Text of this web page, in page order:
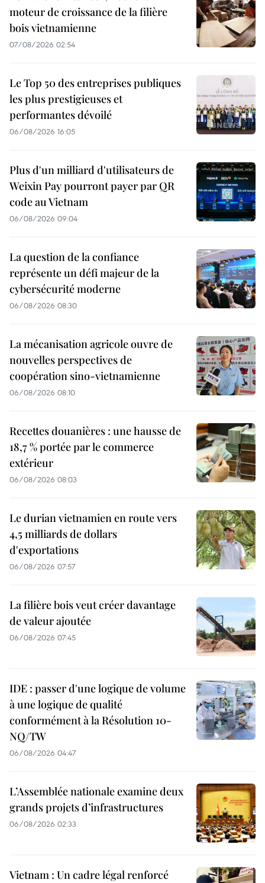
moteur de croissance de la filière
bois vietnamienne
07/08/2026 02:54
Le Top 50 des entreprises publiques
les plus prestigieuses et
performantes dévoilé
06/08/2026 16:05
Plus d'un milliard d'utilisateurs de
Weixin Pay pourront payer par QR
code au Vietnam
06/08/2026 09:04
La question de la confiance
représente un défi majeur de la
cybersécurité moderne
06/08/2026 08:30
La mécanisation agricole ouvre de
nouvelles perspectives de
coopération sino-vietnamienne
06/08/2026 08:10
Recettes douanières : une hausse de
18,7 % portée par le commerce
extérieur
06/08/2026 08:03
Le durian vietnamien en route vers
4,5 milliards de dollars
d'exportations
06/08/2026 07:57
La filière bois veut créer davantage
de valeur ajoutée
06/08/2026 07:45
IDE : passer d'une logique de volume
à une logique de qualité
conformément à la Résolution 10-
NQ/TW
06/08/2026 04:47
L’Assemblée nationale examine deux
grands projets d’infrastructures
06/08/2026 02:33
Vietnam : Un cadre légal renforcé